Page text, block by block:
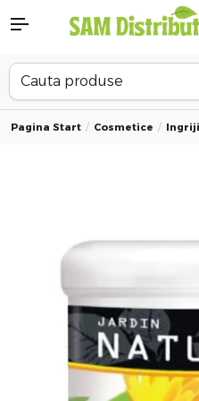
Pagina Start Cosmetice